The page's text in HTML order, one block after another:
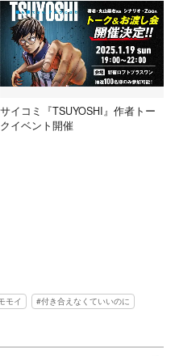
サイコミ『TSUYOSHI』作者トー
クイベント開催
モイ 付き合えなくていいのに